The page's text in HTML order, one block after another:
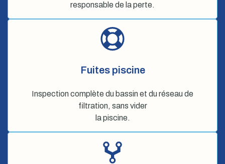
responsable de la perte.
Fuites piscine
Inspection complète du bassin et du réseau de
filtration, sans vider
la piscine.